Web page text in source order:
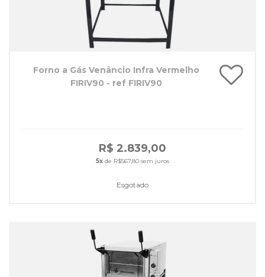
Forno a Gás Venâncio Infra Vermelho
FIRIV90 - ref FIRIV90
R$ 2.839,00
5x de R$567,80 sem juros
Esgotado